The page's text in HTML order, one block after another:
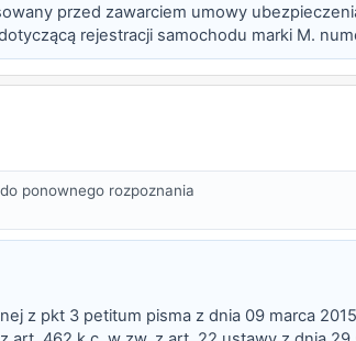
przed zawarciem umowy
rejestracji samochodu marki M.
D. M. na o...
ponownego rozpoznania
z pkt 3 petitum pisma z dnia 09 marca